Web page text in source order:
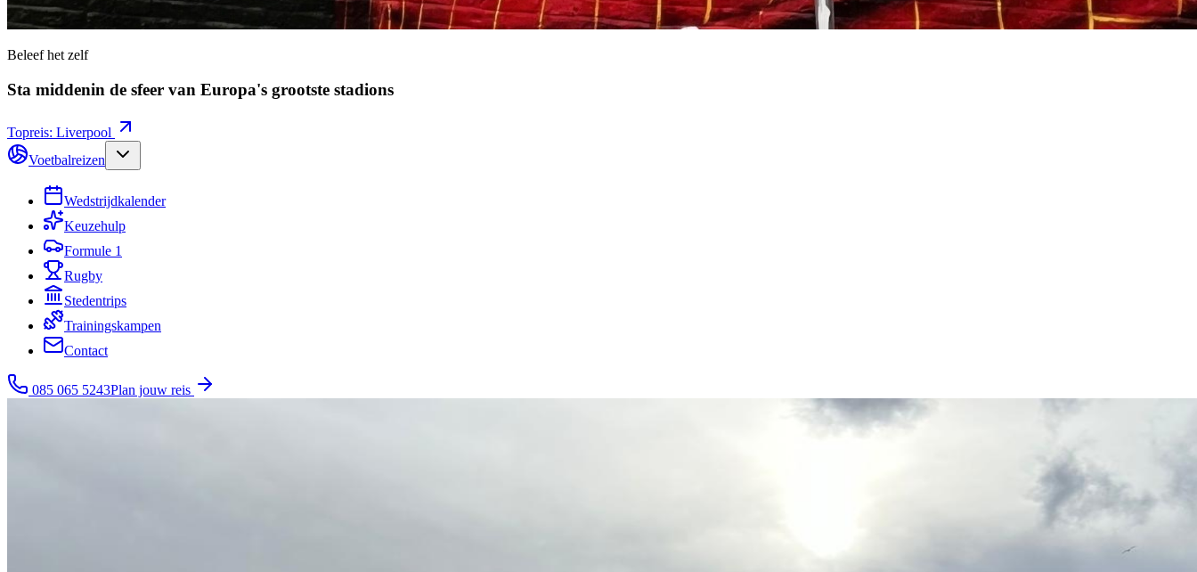
Beleef het zelf
Sta middenin de sfeer van Europa's grootste stadions
Topreis: Liverpool
Voetbalreizen
Wedstrijdkalender
Keuzehulp
Formule 1
Rugby
Stedentrips
Trainingskampen
Contact
085 065 5243Plan jouw reis